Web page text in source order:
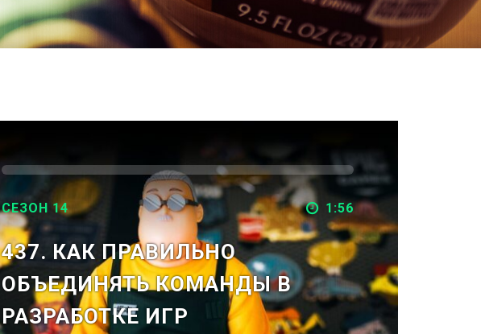
СЕЗОН 14 1:56
437. КАК ПРАВИЛЬНО
ОБЪЕДИНЯТЬ КОМАНДЫ В
РАЗРАБОТКЕ ИГР